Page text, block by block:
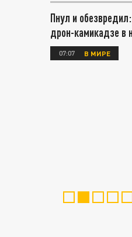
Пнул и
дрон-камикадзе в
07:07 В МИРЕ